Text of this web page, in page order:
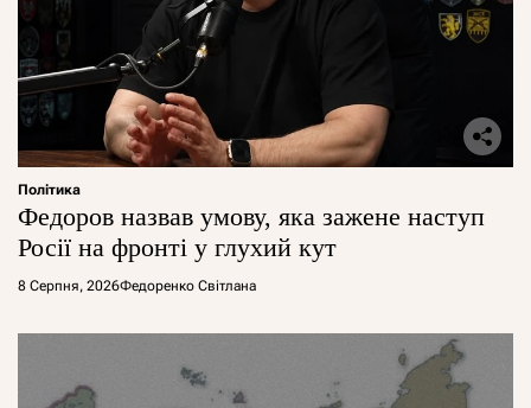
Політика
Федоров назвав умову, яка зажене наступ
Росії на фронті у глухий кут
8 Серпня, 2026Федоренко Світлана